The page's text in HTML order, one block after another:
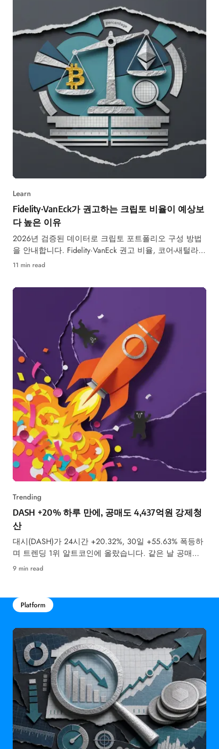
Learn
Fidelity·VanEck가 권고하는 크립토 비율이 예상보
다 높은 이유
2026년 검증된 데이터로 크립토 포트폴리오 구성 방법
을 안내합니다. Fidelity·VanEck 권고 비율, 코어-새털라이
트 전략, 리밸런싱 일정까지 단계별로 정리했습니다.
11 min read
Trending
DASH +20% 하루 만에, 공매도 4,437억원 강제청
산
대시(DASH)가 24시간 +20.32%, 30일 +55.63% 폭등하
며 트렌딩 1위 알트코인에 올랐습니다. 같은 날 공매도
투자자 4,437억원이 강제청산됐습니다.
9 min read
Platform